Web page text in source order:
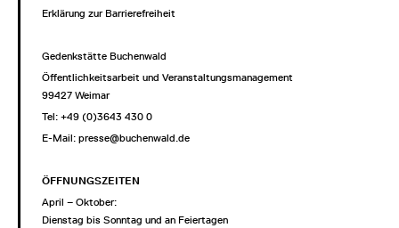
Erklärung zur Barrierefreiheit
Gedenkstätte Buchenwald
Öffentlichkeitsarbeit und Veranstaltungsmanagement
99427 Weimar
Tel: +49 (0)3643 430 0
E-Mail: presse@buchenwald.de
ÖFFNUNGSZEITEN
April – Oktober:
Dienstag bis Sonntag und an Feiertagen